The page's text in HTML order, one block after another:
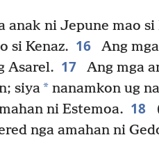
anak ni Jepune mao
si Kenaz. 16
Ang
Asarel. 17
Ang mga
siya* nanamkon ug
ni Estemoa. 18
nga amahan ni